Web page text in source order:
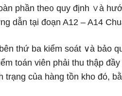
phần the᧐ quy định ∨à
dẫn tại đoạn A12 – A14
thứ ba kiểm soát ∨à bảo
toán viên phải thu thập
của hàng tồn kho đό,